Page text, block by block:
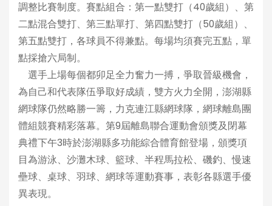
調整比賽制度。賽點組合：第一點雙打（40歲組）、第
二點混合雙打、第三點單打、第四點雙打（50歲組）、
第五點雙打，各球員不得兼點。每場均須賽完五點，單
點採搶六局制。
選手上場每個都卯足全力奮力一搏，爭取晉級機會，
為自己和代表隊伍爭取好成績，雙方火力全開，澎湖縣
網球隊仍然略勝一籌，力克連江縣網球隊，網球離島團
體組競賽精彩落幕。第9屆離島聯合運動會頒獎及閉幕
典禮下午3時於澎湖縣多功能綜合體育館登場，頒獎項
目為游泳、沙灘木球、籃球、半程馬拉松、磯釣、慢速
壘球、桌球、羽球、網球等運動賽事，表彰各縣選手優
異表現。